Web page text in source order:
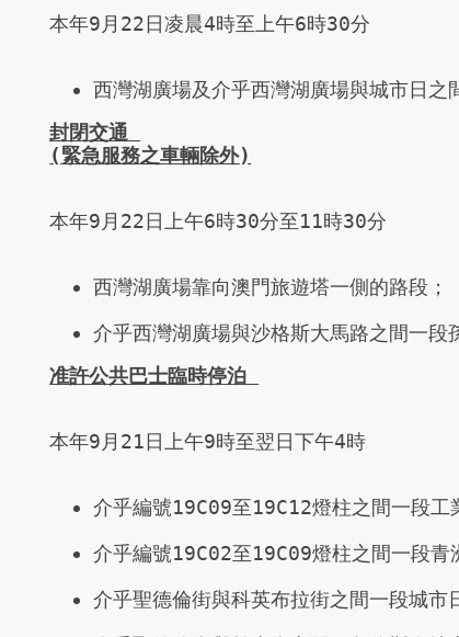
本年9月22日凌晨4時至上午6時30分
西灣湖廣場及介乎西灣湖廣場與城市日之
(緊急服務之車輛除外)
本年9月22日上午6時30分至11時30分
西灣湖廣場靠向澳門旅遊塔一側的路段；
介乎西灣湖廣場與沙格斯大馬路之間一
准許公共巴士臨時停泊
本年9月21日上午9時至翌日下午4時
介乎編號19C09至19C12燈柱之間一段
介乎編號19C02至19C09燈柱之間一段
介乎聖德倫街與科英布拉街之間一段城